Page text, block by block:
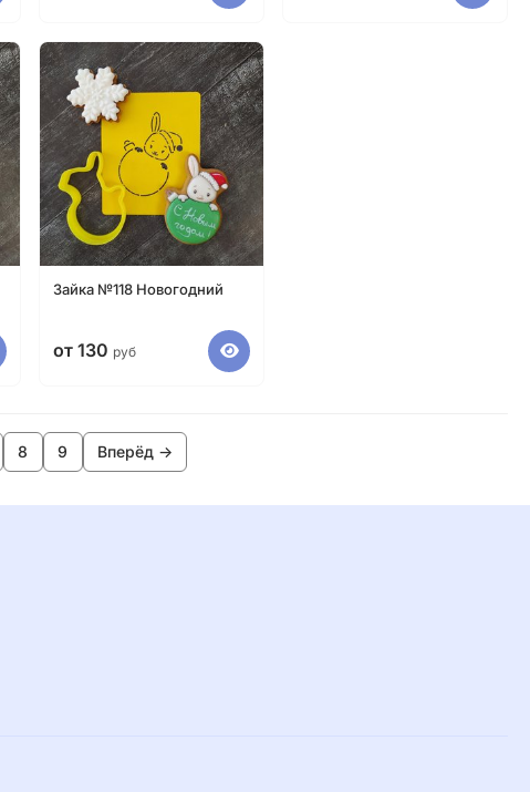
Зайка №118 Новогодний
от 130 руб
8 9 Вперёд →